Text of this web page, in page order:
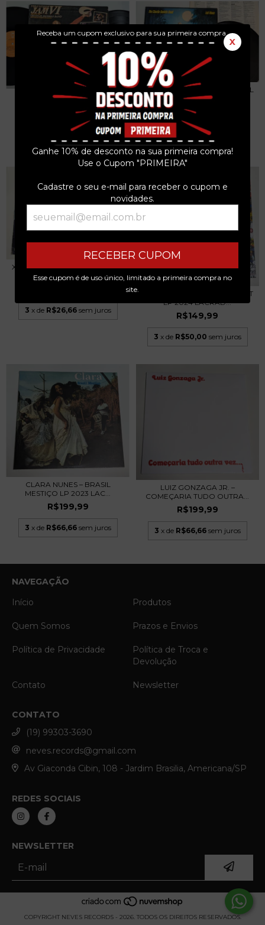
Receba um cupom exclusivo para sua primeira compra.
X
Ganhe 10% de desconto na sua primeira compra!
Use o Cupom "PRIMEIRA"
Cadastre o seu e-mail para receber o cupom e
novidades.
RECEBER CUPOM
Esse cupom é de uso único, limitado a primeira compra no
site.
CHARLIE DANIELS BAND -
VOLUNTEER JAM VI...
R$30,00 sem juros
CHARLIE DANIELS BAND - FULL
MOON - LP 19...
R$79,99
3 x de R$26,66 sem juros
X-RATED - ANIMAL HOUSE - LP
1991
3 x de R$26,66 sem juros
PAURA - KARMIC PUNISHMENT
LP 2024 LACRAD...
R$149,99
3 x de R$50,00 sem juros
CLARA NUNES – BRASIL
MESTIÇO LP 2023 LAC...
R$199,99
3 x de R$66,66 sem juros
LUIZ GONZAGA JR. –
COMEÇARIA TUDO OUTRA...
R$199,99
3 x de R$66,66 sem juros
NAVEGAÇÃO
Início
Produtos
Quem Somos Prazos e Envios
Política de Privacidade
Política de Troca e
Devolução
Contato Newsletter
CONTATO
(19) 99303-3690
neves.records@gmail.com
Av Giaconda Cibin, 108 - Jardim Brasilia, Americana/SP
REDES SOCIAIS
NEWSLETTER
COPYRIGHT NEVES RECORDS - 2026. TODOS OS DIREITOS RESERVADOS.